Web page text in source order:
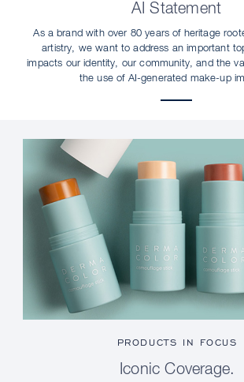
AI Statement
As a brand with over 80 years of heritage
artistry, we want to address an important
impacts our identity, our community, and the
the use of AI-generated make-up
PRODUCTS IN FOCUS
Iconic Coverage.